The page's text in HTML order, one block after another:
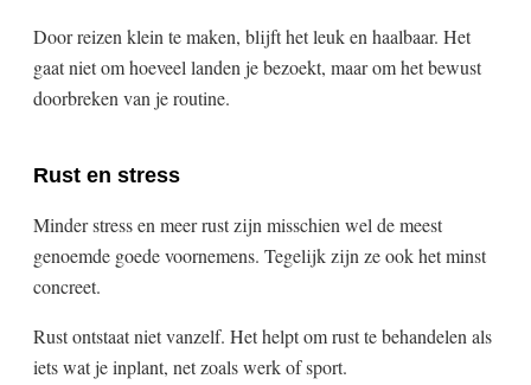
Door reizen klein te maken, blijft het leuk en haalbaar. Het
gaat niet om hoeveel landen je bezoekt, maar om het bewust
doorbreken van je routine.
Rust en stress
Minder stress en meer rust zijn misschien wel de meest
genoemde goede voornemens. Tegelijk zijn ze ook het minst
concreet.
Rust ontstaat niet vanzelf. Het helpt om rust te behandelen als
iets wat je inplant, net zoals werk of sport.